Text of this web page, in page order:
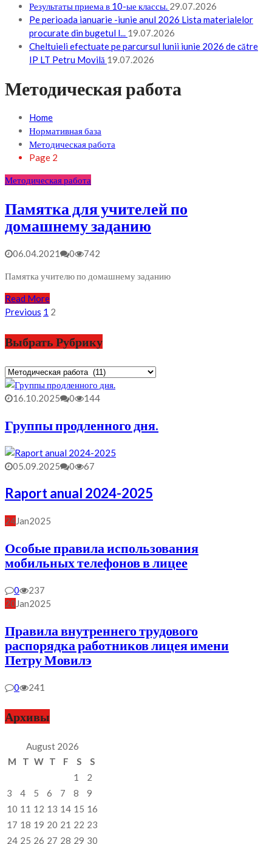
Результаты приема в 10-ые классы. 29.07.2026
Pe perioada ianuarie -iunie anul 2026 Lista materialelor
procurate din bugetul l... 19.07.2026
Cheltuieli efectuate pe parcursul lunii iunie 2026 de către
IP LT Petru Movilă 19.07.2026
Методическая работа
Home
Нормативная база
Методическая работа
Page 2
Методическая работа
Памятка для учителей по
домашнему заданию
06.04.2021 0 742
Памятка учителю по домашнему заданию
Read More
Posts
pagination
Previous 1 2
Выбрать Рубрику
Выбрать
Рубрику
16.10.2025
0 144
Группы продленного дня.
05.09.2025 0 67
Raport anual 2024-2025
24Jan2025
Особые правила использования
мобильных телефонов в лицее
0
237
20 Jan2025
Правила внутреннего трудового
распорядка работников лицея имени
Петру Мовилэ
0 241
Архивы
August 2026
M
T W T F S
S
1
2
3
4 5 6 7 8
9
10 11 12 13 14 15 16
17 18 19 20 21 22 23
24 25 26 27 28 29 30